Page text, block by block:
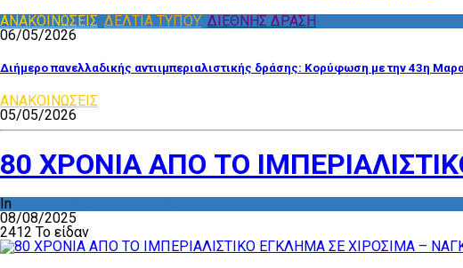
ΑΝΑΚΟΙΝΩΣΕΙΣ ΔΕΛΤΙΑ ΤΥΠΟΥ ΔΙΕΘΝΗΣ ΔΡΑΣΗ
06/05/2026
Διήμερο πανελλαδικής αντιιμπεριαλιστικής δράσης: Κορύφωση με την 43η
ΑΝΑΚΟΙΝΩΣΕΙΣ
05/05/2026
80 ΧΡΟΝΙΑ ΑΠΟ ΤΟ
In
08/08/2025
2412 Το είδαν